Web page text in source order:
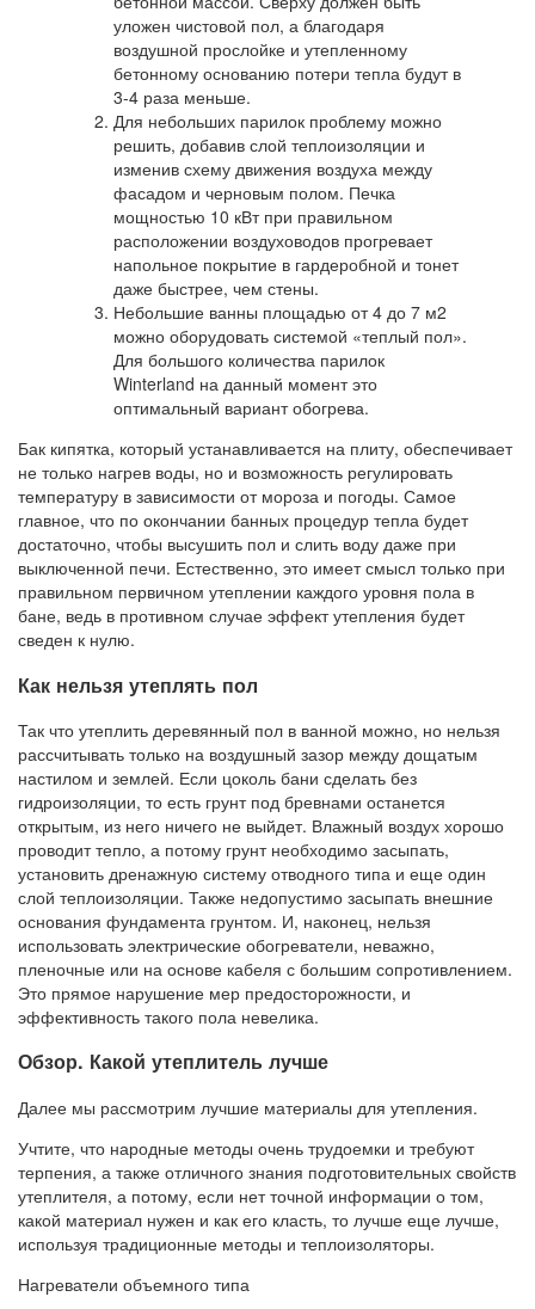
уложен чистовой пол, а благодаря
воздушной прослойке и утепленному
бетонному основанию потери тепла будут в
3-4 раза меньше.
Для небольших парилок проблему можно
решить, добавив слой теплоизоляции и
изменив схему движения воздуха между
фасадом и черновым полом. Печка
мощностью 10 кВт при правильном
расположении воздуховодов прогревает
напольное покрытие в гардеробной и тонет
даже быстрее, чем стены.
Небольшие ванны площадью от 4 до 7 м2
можно оборудовать системой «теплый пол».
Для большого количества парилок
Winterland на данный момент это
оптимальный вариант обогрева.
Бак кипятка, который устанавливается на плиту, обеспечивает
не только нагрев воды, но и возможность регулировать
температуру в зависимости от мороза и погоды. Самое
главное, что по окончании банных процедур тепла будет
достаточно, чтобы высушить пол и слить воду даже при
выключенной печи. Естественно, это имеет смысл только при
правильном первичном утеплении каждого уровня пола в
бане, ведь в противном случае эффект утепления будет
сведен к нулю.
Как нельзя утеплять пол
Так что утеплить деревянный пол в ванной можно, но нельзя
рассчитывать только на воздушный зазор между дощатым
настилом и землей. Если цоколь бани сделать без
гидроизоляции, то есть грунт под бревнами останется
открытым, из него ничего не выйдет. Влажный воздух хорошо
проводит тепло, а потому грунт необходимо засыпать,
установить дренажную систему отводного типа и еще один
слой теплоизоляции. Также недопустимо засыпать внешние
основания фундамента грунтом. И, наконец, нельзя
использовать электрические обогреватели, неважно,
пленочные или на основе кабеля с большим сопротивлением.
Это прямое нарушение мер предосторожности, и
эффективность такого пола невелика.
Обзор. Какой утеплитель лучше
Далее мы рассмотрим лучшие материалы для утепления.
Учтите, что народные методы очень трудоемки и требуют
терпения, а также отличного знания подготовительных свойств
утеплителя, а потому, если нет точной информации о том,
какой материал нужен и как его класть, то лучше еще лучше,
используя традиционные методы и теплоизоляторы.
Нагреватели объемного типа